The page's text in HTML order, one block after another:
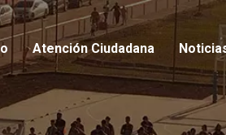
Atención Ciudadana